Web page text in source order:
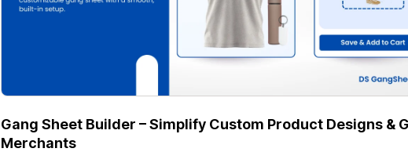
Gang Sheet Builder – Simplify Custom Product Designs &
Merchants